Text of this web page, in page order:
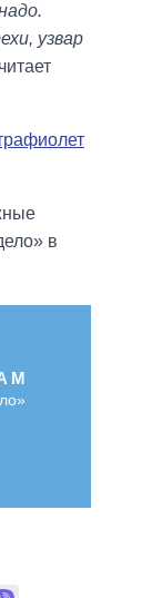
узвар
в